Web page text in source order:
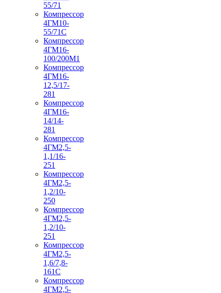
55/71
Компрессор
4ГМ10-
55/71С
Компрессор
4ГМ16-
100/200М1
Компрессор
4ГМ16-
12,5/17-
281
Компрессор
4ГМ16-
14/14-
281
Компрессор
4ГМ2,5-
1,1/16-
251
Компрессор
4ГМ2,5-
1,2/10-
250
Компрессор
4ГМ2,5-
1,2/10-
251
Компрессор
4ГМ2,5-
1,6/7,8-
161С
Компрессор
4ГМ2,5-